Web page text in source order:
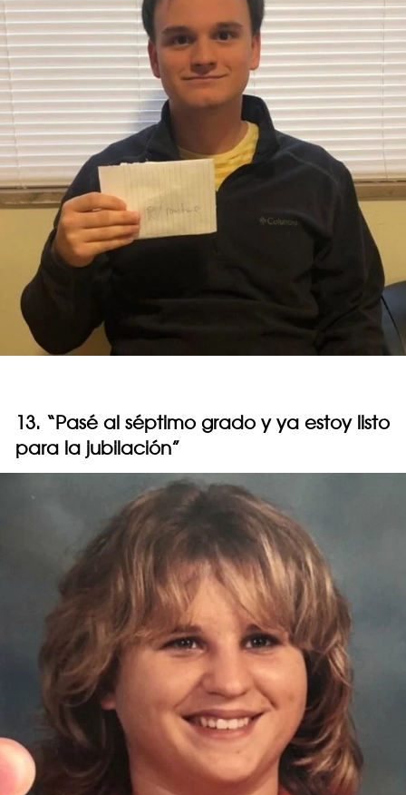
13. “Pasé al séptimo grado y ya estoy listo
para la jubilación”